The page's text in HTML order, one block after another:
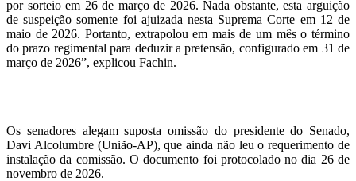
por sorteio em 26 de março de 2026. Nada obstante, esta arguição
de suspeição somente foi ajuizada nesta Suprema Corte em 12 de
maio de 2026. Portanto, extrapolou em mais de um mês o término
do prazo regimental para deduzir a pretensão, configurado em 31 de
março de 2026”, explicou Fachin.
Os senadores alegam suposta omissão do presidente do Senado,
Davi Alcolumbre (União-AP), que ainda não leu o requerimento de
instalação da comissão. O documento foi protocolado no dia 26 de
novembro de 2026.